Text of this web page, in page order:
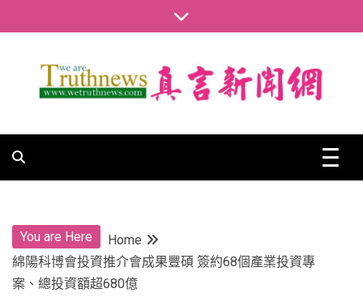
to
真言新聞網
You are Here
Home
綿陽科博會投資推介會成果豐碩 簽約68個產業投資專
案、總投資額超680億